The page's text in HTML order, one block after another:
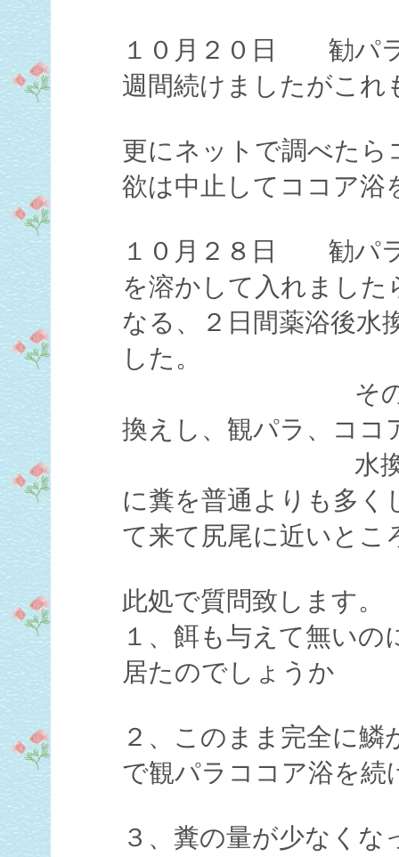
１０月２０日 勧パラ
週間続けましたがこれ
更にネットで調べたら
欲は中止してココア浴
１０月２８日 勧パラ
を溶かして入れまし
なる、２日間薬浴後水
した。
その後１２月
換えし、観パラ、ココ
水換えの時見
に糞を普通よりも多く
て来て尻尾に近いとこ
此処で質問致します。
１、餌も与えて無い
居たのでしょうか
２、このまま完全に
で観パラココア浴を
３、糞の量が少なく